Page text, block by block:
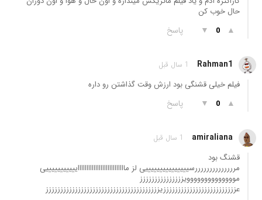
حال خوب کن
▲
0
▼ پاسخ
Rahman1 1 سال قبل
فیلم خیلی قشنگی بود ارزش وقت گذاشتن رو داره
▲
0
▼ پاسخ
amiraliana 1 سال قبل
قشنگ بود
مررررررررررررررسیییییییییییییییی لز مااااااااااااااااااااااااااایییییییییییی
موووووووووووووویززززززززززززززز
عزززززززززززززززززززززززززیززززززززززززززززززززززززززززززززززززززز